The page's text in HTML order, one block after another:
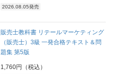
2026.08.05発売
販売士教科書 リテールマーケティング
（販売士）3級 一発合格テキスト＆問
題集 第5版
1,760円（税込）